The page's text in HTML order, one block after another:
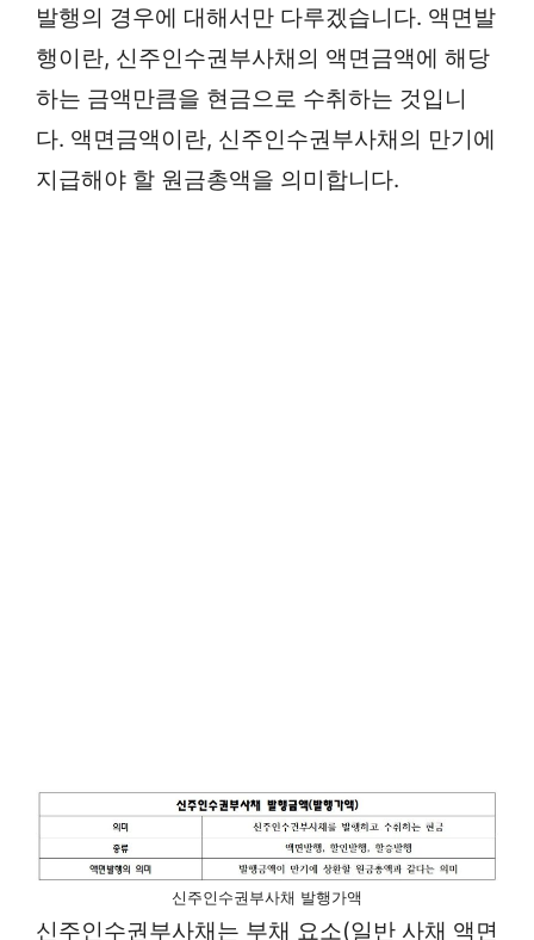
발행의 경우에 대해서만 다루겠습니다. 액면발
행이란, 신주인수권부사채의 액면금액에 해당
하는 금액만큼을 현금으로 수취하는 것입니
다. 액면금액이란, 신주인수권부사채의 만기에
지급해야 할 원금총액을 의미합니다.
신주인수권부사채 발행가액
신주인수권부사채는 부채 요소(일반 사채 액면